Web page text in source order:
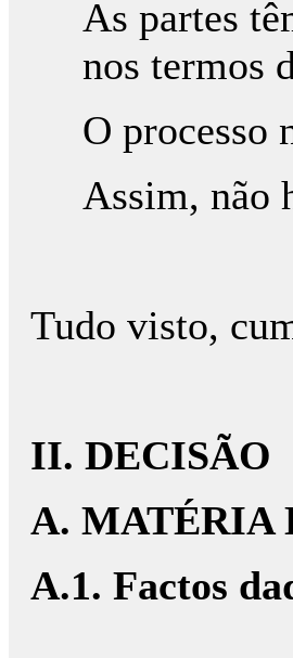
As partes
nos termos
O processo
Assim, não
Tudo visto,
II. DECISÃO
A. MATÉRIA
A.1. Factos